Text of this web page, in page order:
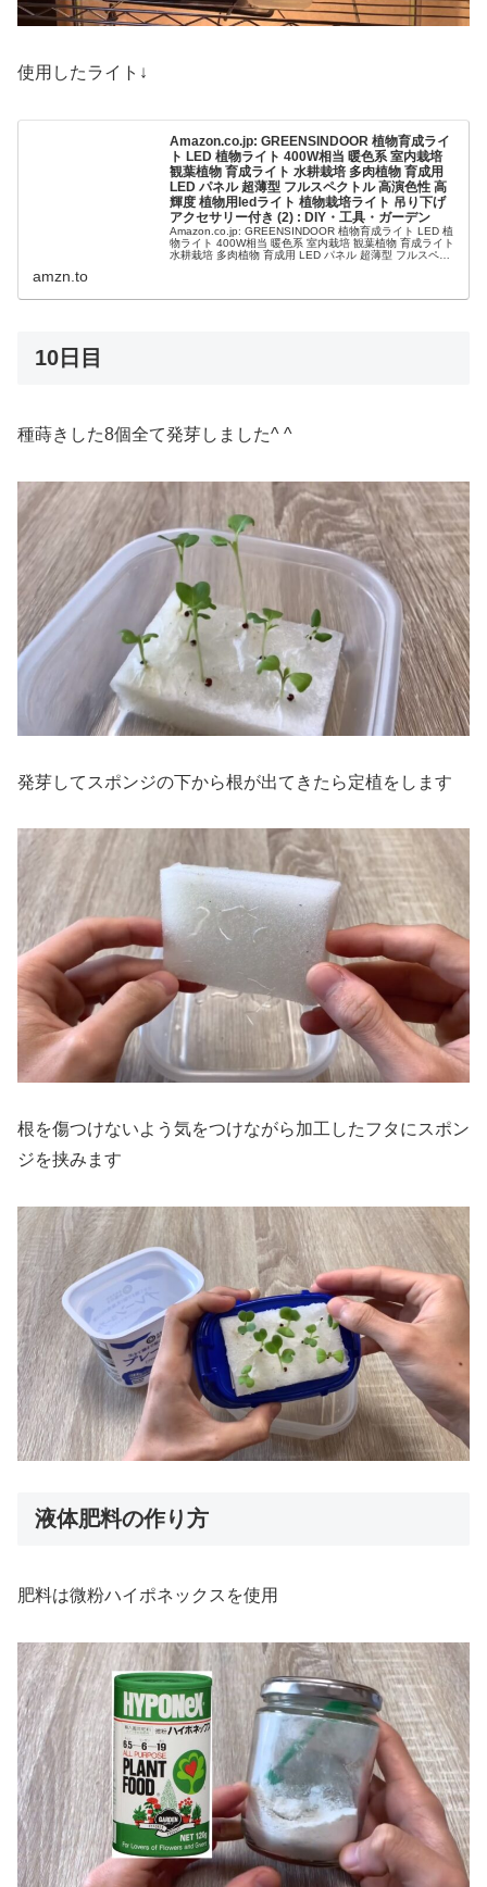
使用したライト↓
Amazon.co.jp: GREENSINDOOR 植物育成ライ
ト LED 植物ライト 400W相当 暖色系 室内栽培
観葉植物 育成ライト 水耕栽培 多肉植物 育成用
LED パネル 超薄型 フルスペクトル 高演色性 高
輝度 植物用ledライト 植物栽培ライト 吊り下げ
アクセサリー付き (2) : DIY・工具・ガーデン
Amazon.co.jp: GREENSINDOOR 植物育成ライト LED 植
物ライト 400W相当 暖色系 室内栽培 観葉植物 育成ライト
水耕栽培 多肉植物 育成用 LED パネル 超薄型 フルスペク
amzn.to
10日目
種蒔きした8個全て発芽しました^ ^
発芽してスポンジの下から根が出てきたら定植をします
根を傷つけないよう気をつけながら加工したフタにスポン
ジを挟みます
液体肥料の作り方
肥料は微粉ハイポネックスを使用